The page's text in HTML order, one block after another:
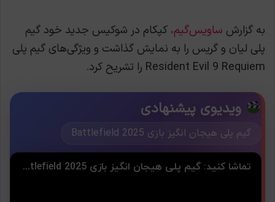
به گزارش ساویس‌گیم، کپکام در شوکیس جدید خود گیم
پلی لیان و گریس را به نمایش گذاشت و ویژگی‌های گیم پلی
Resident Evil 9 Requiem را تشریح کرد.
ویدیوی پیشنهادی
گیم پلی هیجان انگیز بازی Battlefield 2025